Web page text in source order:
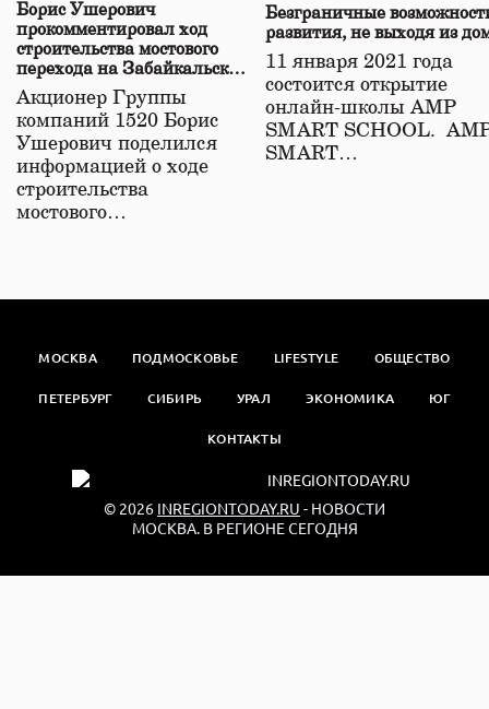
Борис Ушерович
прокомментировал ход
строительства мостового
перехода на Забайкальской
железной дороге
Акционер Группы
компаний 1520 Борис
Ушерович поделился
информацией о ходе
строительства
мостового…
Безграничные
развития, не выходя из
11 января 2021 года
состоится открытие
онлайн-школы АМР
SMART SCHOOL.
SMART…
МОСКВА ПОДМОСКОВЬЕ LIFESTYLE ОБЩЕСТВО
ПЕТЕРБУРГ СИБИРЬ УРАЛ ЭКОНОМИКА ЮГ
КОНТАКТЫ
© 2026 INREGIONTODAY.RU - НОВОСТИ
МОСКВА. В РЕГИОНЕ СЕГОДНЯ